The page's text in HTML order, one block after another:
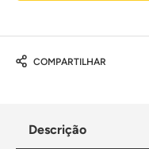
COMPARTILHAR
Descrição